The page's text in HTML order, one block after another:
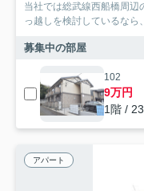
当社では総武線西船橋周辺
っ越しを検討しているなら
募集中の部屋
102
9万円
1階 /
アパート